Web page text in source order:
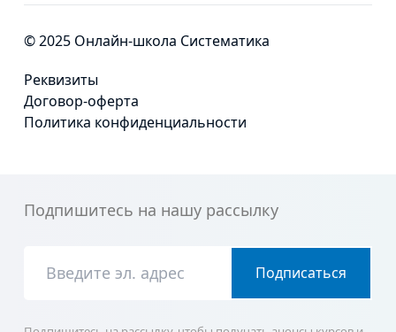
© 2025 Онлайн-школа Систематика
Реквизиты
Договор-оферта
Политика конфиденциальности
Подпишитесь на нашу рассылку
Подписаться